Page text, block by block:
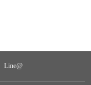
Line@